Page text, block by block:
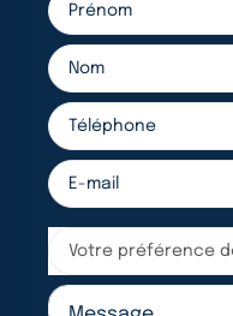
Votre préférence